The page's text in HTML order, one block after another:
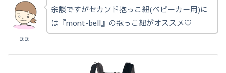
ぽぽ
余談ですがセカンド抱っこ紐(ベビーカー用)に
は『mont-bell』の抱っこ紐がオススメ♡